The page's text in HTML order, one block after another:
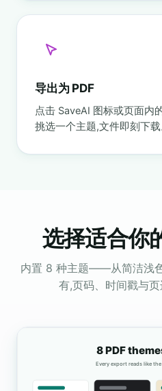
导出为 PDF
点击 SaveAI 图标或页面内
挑选一个主题,文件即刻下载
选择适合你
内置 8 种主题——从简洁浅
有,页码、时间戳与页